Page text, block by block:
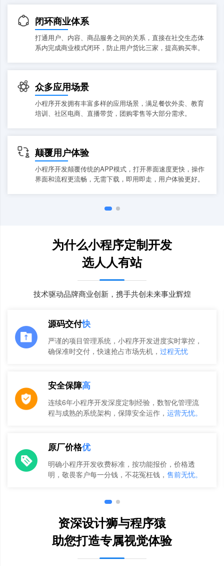
闭环商业体系
打通用户、内容、商品服务之间的关系，直接在社交生态体
系内完成商业模式闭环，防止用户货比三家，提高购买率。
众多应用场景
小程序开发拥有丰富多样的应用场景，满足餐饮外卖、教育
培训、社区电商、直播带货，团购零售等大部分需求。
颠覆用户体验
小程序开发颠覆传统的APP模式，打开界面速度更快，操作
界面和流程更流畅，无需下载，即用即走，用户体验更好。
为什么小程序定制开发
选人人有站
技术驱动品牌商业创新，携手共创未来事业辉煌
源码交付快
严谨的项目管理系统，小程序开发进度实时掌控，
确保准时交付，快速抢占市场先机， 过程无忧
安全保障高
连续6年小程序开发深度定制经验，数智化管理流
程与成熟的系统架构，保障安全运作， 运营无忧。
原厂价格优
明确小程序开发收费标准，按功能报价，价格透
明，敬畏客户每一分钱，不花冤枉钱， 售前无忧。
资深设计狮与程序猿
助您打造专属视觉体验